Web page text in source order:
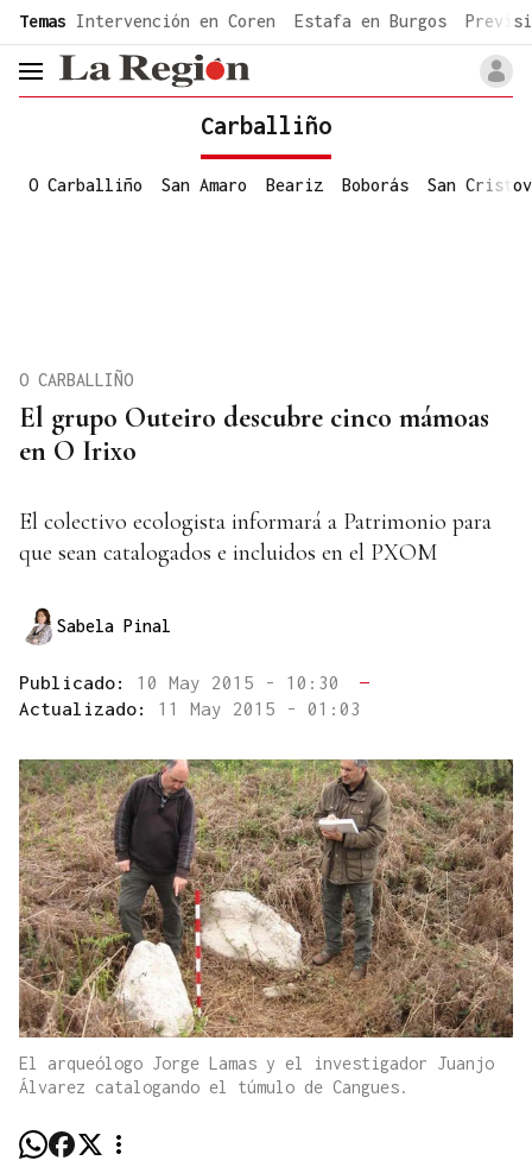
common.go-to-content
Temas Intervención en Coren Estafa en Burgos
header.menu.open
Carballiño
O Carballiño San Amaro Beariz Boborás San
El grupo Outeiro descubre cinco mámoas
en O Irixo
O CARBALLIÑO
El colectivo ecologista informará a Patrimonio para
que sean catalogados e incluidos en el PXOM
Sabela Pinal
Publicado: 10 May 2015 - 10:30
—
Actualizado: 11 May 2015 - 01:03
El arqueólogo Jorge Lamas y el investigador Juanjo
Álvarez catalogando el túmulo de Cangues.